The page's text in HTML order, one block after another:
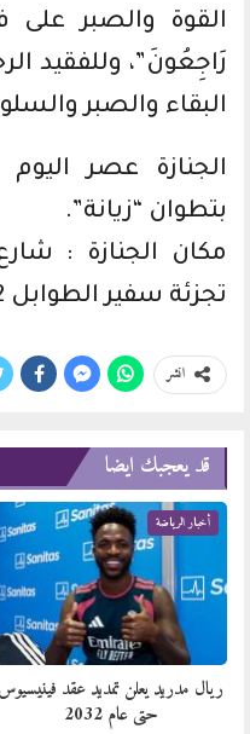
القوة والصبر على
رَاجِعُونَ”، وللفقيد
البقاء والصبر
الجنازة عصر
بتطوان “زيانة”.
تجزئة سفير الطوابل 2 تطوان
انشر
قد يعجبك ايضا
أخبار الرياضة
ريال مدريد يعلن تمديد عقد فينيسيوس
حتى عام 2032